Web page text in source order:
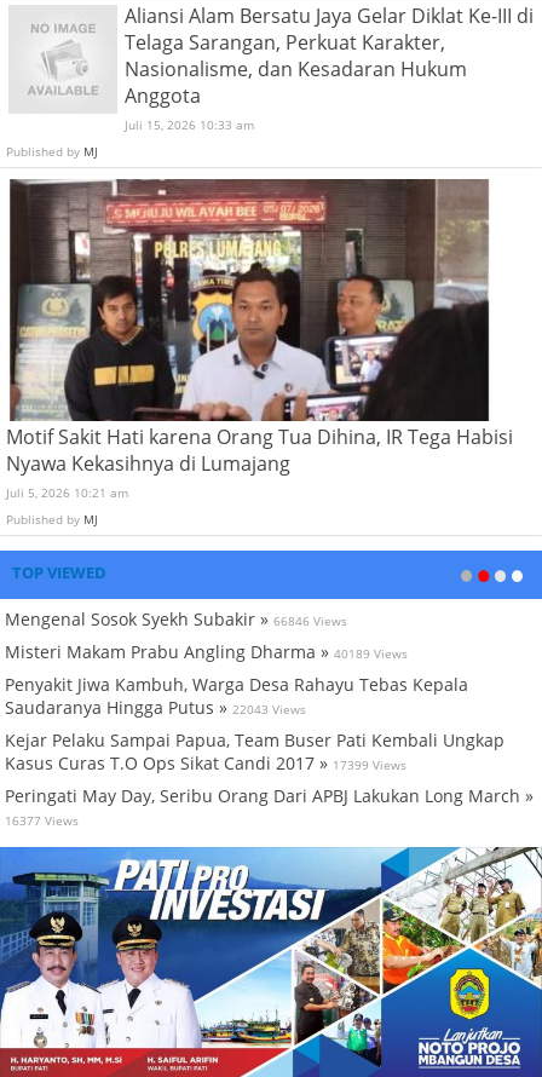
Aliansi Alam Bersatu Jaya Gelar Diklat Ke-III di
Telaga Sarangan, Perkuat Karakter,
Nasionalisme, dan Kesadaran Hukum
Anggota
Juli 15, 2026 10:33 am
Published by MJ
Motif Sakit Hati karena Orang Tua Dihina, IR Tega Habisi
Nyawa Kekasihnya di Lumajang
Juli 5, 2026 10:21 am
Published by MJ
TOP VIEWED
Mengenal Sosok Syekh Subakir » 66846 Views
Misteri Makam Prabu Angling Dharma » 40189 Views
Penyakit Jiwa Kambuh, Warga Desa Rahayu Tebas Kepala
Saudaranya Hingga Putus » 22043 Views
Kejar Pelaku Sampai Papua, Team Buser Pati Kembali Ungkap
Kasus Curas T.O Ops Sikat Candi 2017 » 17399 Views
Peringati May Day, Seribu Orang Dari APBJ Lakukan Long March »
16377 Views